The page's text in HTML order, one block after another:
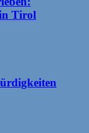
Tirol